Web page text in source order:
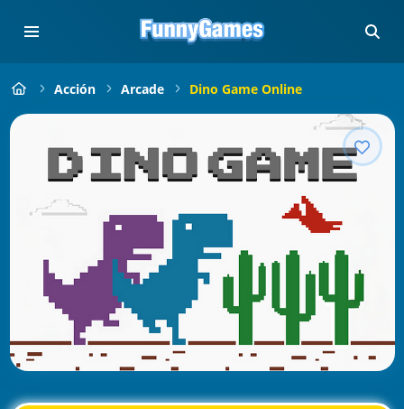
Acción Arcade Dino Game Online